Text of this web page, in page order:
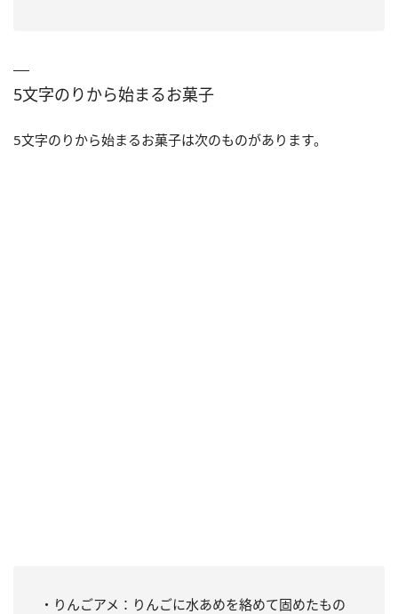
5文字のりから始まるお菓子
5文字のりから始まるお菓子は次のものがあります。
・りんごアメ：りんごに水あめを絡めて固めたもの